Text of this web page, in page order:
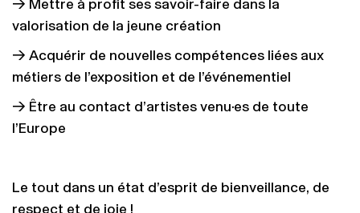
→ Mettre à profit ses savoir-faire dans la
valorisation de la jeune création
→ Acquérir de nouvelles compétences liées aux
métiers de l’exposition et de l’événementiel
→ Être au contact d’artistes venu·es de toute
l’Europe
Le tout dans un état d’esprit de bienveillance, de